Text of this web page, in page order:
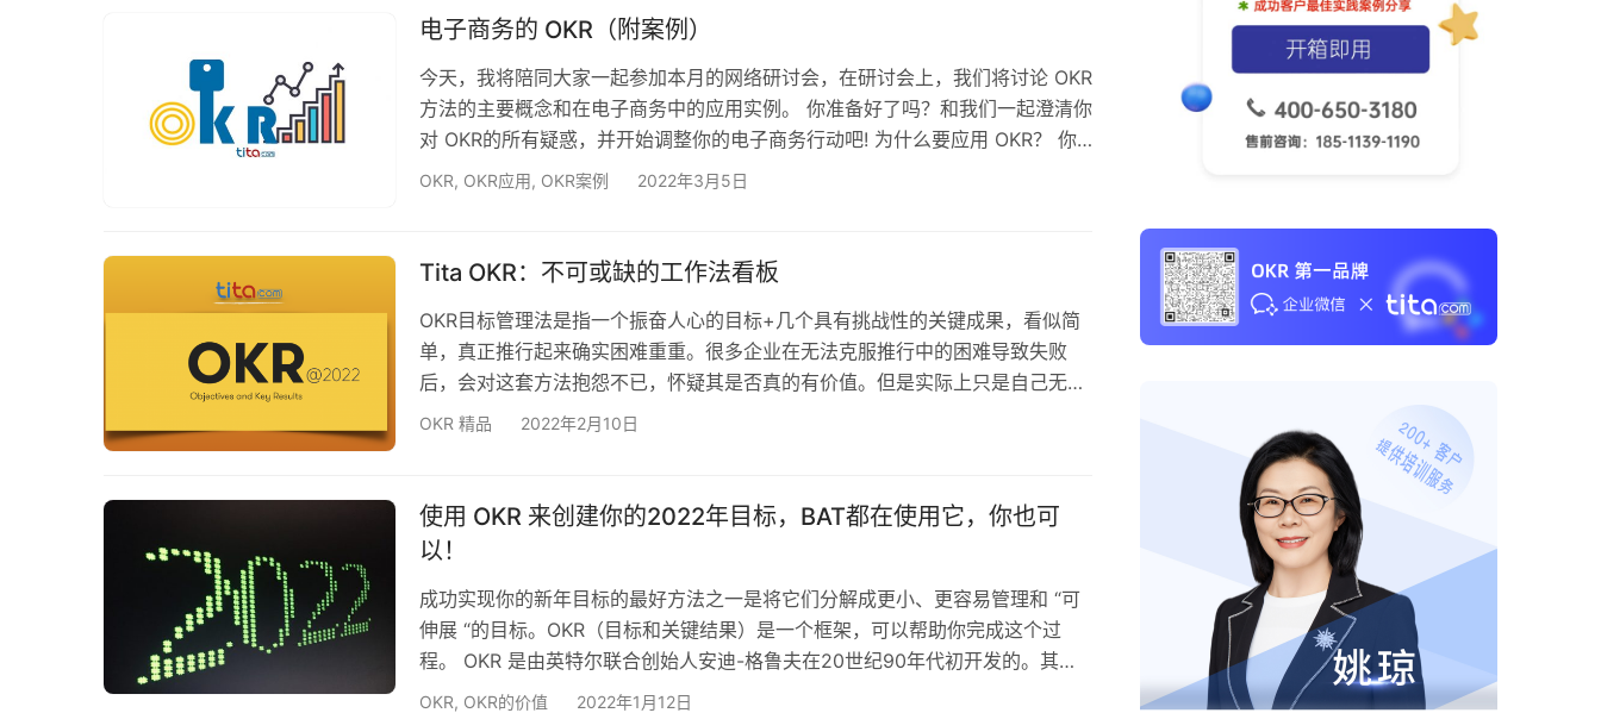
们对组织的长期目标的贡献。创造一个高绩效的环境是高管们的首要任务之一。
电子商务的 OKR（附案例）
今天，我将陪同大家一起参加本月的网络研讨会，在研讨会上，我们将讨论 OKR
方法的主要概念和在电子商务中的应用实例。 你准备好了吗？和我们一起澄清你
对 OKR的所有疑惑，并开始调整你的电子商务行动吧! 为什么要应用 OKR？ 你
肯定已经注意到，市场已经发生了巨大的变化，这是你拥有电子商务业务的原因
人，《口袋妖怪Go》游戏只用了19天。 另一个有趣的统计数据…
OKR, OKR应用, OKR案例 2022年3月5日
Tita OKR：不可或缺的工作法看板
OKR目标管理法是指一个振奋人心的目标+几个具有挑战性的关键成果，看似简
单，真正推行起来确实困难重重。很多企业在无法克服推行中的困难导致失败
后，会对这套方法抱怨不已，怀疑其是否真的有价值。但是实际上只是自己无法
克服固有模式，来适应真正适合OKR推行的新模式。 我们在之前的讨论了关于
联结关系时，我们可以得到一张目标地图，从这张地图中我们可以得知公司的…
OKR 精品 2022年2月10日
使用 OKR 来创建你的2022年目标，BAT都在使用它，你也可
以！
成功实现你的新年目标的最好方法之一是将它们分解成更小、更容易管理和 “可
伸展 “的目标。OKR（目标和关键结果）是一个框架，可以帮助你完成这个过
程。 OKR 是由英特尔联合创始人安迪-格鲁夫在20世纪90年代初开发的。其背
后的理念是，如果你想实现某些目标，你需要确定你想去哪里，你每天需要取得
OKR, OKR的价值 2022年1月12日